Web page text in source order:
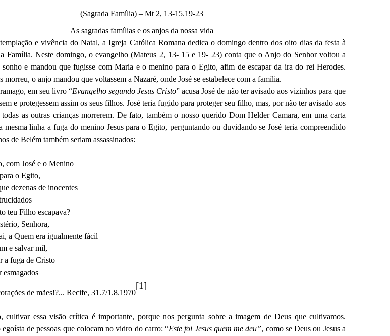
(Sagrada Família) – Mt 2, 13-15.19-23
As sagradas famílias e os anjos da nossa vida
e vivência do Natal, a Igreja Católica Romana dedica o domingo dentro dos oito dias da festa à
Família. Neste domingo, o evangelho (Mateus 2, 13- 15 e 19- 23) conta que o Anjo do Senhor voltou a
sonho e mandou que fugisse com Maria e o menino para o Egito, afim de escapar da ira do rei Herodes.
morreu, o anjo mandou que voltassem a Nazaré, onde José se estabelece com a família.
em seu livro “Evangelho segundo Jesus Cristo” acusa José de não ter avisado aos vizinhos para que
e protegessem assim os seus filhos. José teria fugido para proteger seu filho, mas, por não ter avisado aos
as outras crianças morrerem. De fato, também o nosso querido Dom Helder Camara, em uma carta
mesma linha a fuga do menino Jesus para o Egito, perguntando ou duvidando se José teria compreendido
de Belém também seriam assassinados:
com José e o Menino
o Egito,
dezenas de inocentes
teu Filho escapava?
Senhora,
a Quem era igualmente fácil
e salvar mil,
a fuga de Cristo
esmagados
de mães!?... Recife, 31.7/1.8.1970
[1]
cultivar essa visão crítica é importante, porque nos pergunta sobre a imagem de Deus que cultivamos.
de pessoas que colocam no vidro do carro: “Este foi Jesus quem me deu”, como se Deus ou Jesus a